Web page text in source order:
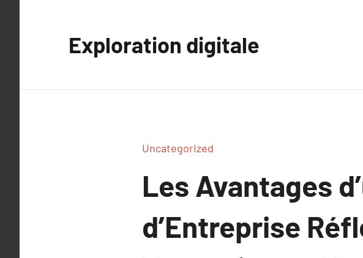
Exploration digitale
Uncategorized
Les Avantages
d’Entreprise